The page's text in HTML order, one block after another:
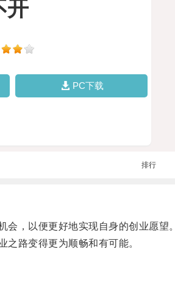
开
PC下载
排行
，以便更好地实现自身的创业愿望。
路变得更为顺畅和有可能。